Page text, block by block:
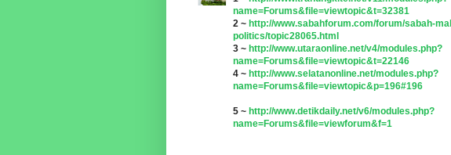
name=Forums&file=viewtopic&t=32381
2 ~ http://www.sabahforum.com/forum/sabah-
politics/topic28065.html
3 ~ http://www.utaraonline.net/v4/modules.php?
name=Forums&file=viewtopic&t=22146
4 ~ http://www.selatanonline.net/modules.php?
name=Forums&file=viewtopic&p=196#196
5 ~ http://www.detikdaily.net/v6/modules.php?
name=Forums&file=viewforum&f=1